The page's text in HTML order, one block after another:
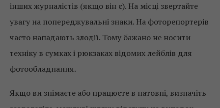
інших журналістів (якщо він є). На місці звертайте
увагу на попереджувальні знаки. На фоторепортерів
часто нападають злодії. Тому бажано не носити
техніку в сумках і рюкзаках відомих лейблів для
фотообладнання.
Якщо ви знімаєте або працюєте в натовпі, визначіть